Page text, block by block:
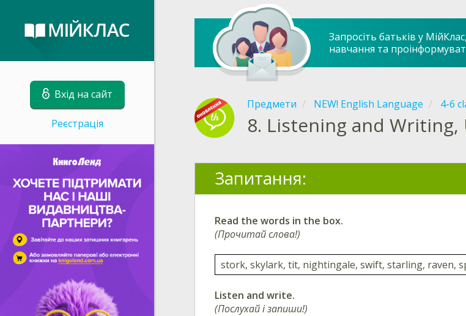
Вхід на сайт
Реєстрація
Запросіть батьків у
навчання та
Предмети NEW! English Language 4-6
8. Listening and Writing,
Запитання:
Read the words in the box.
(Прочитай слова!)
stork, skylark, tit, nightingale, swift, starling, raven,
Listen and write.
(Послухай і запиши!)